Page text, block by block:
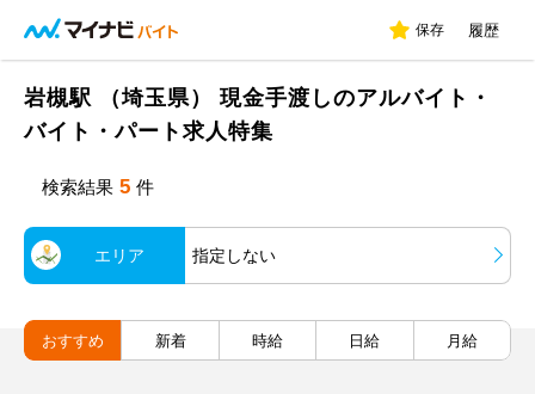
保存 履歴
岩槻駅 （埼玉県） 現金手渡しのアルバイト・
バイト・パート求人特集
検索結果 5 件
エリア 指定しない
おすすめ 新着 時給 日給 月給